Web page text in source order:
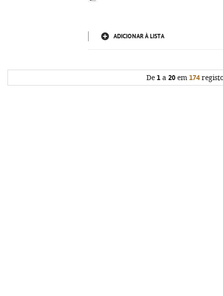
ADICIONAR À LISTA
De 1 a 20 em 174